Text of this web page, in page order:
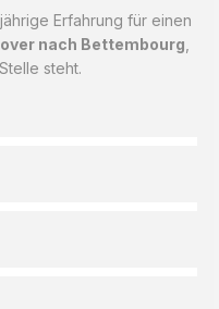
Erfahrung für einen
nach Bettembourg
steht.